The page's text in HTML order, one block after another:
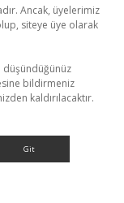
Ancak, üyelerimiz
siteye üye olarak
düşündüğünüz
bildirmeniz
kaldırılacaktır.